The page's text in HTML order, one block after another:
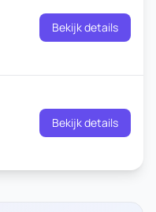
Bekijk details
Bekijk details